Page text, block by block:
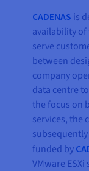
CADENAS is
availability
serve
between
company
data centre
the focus on
services, the
funded by
VMware